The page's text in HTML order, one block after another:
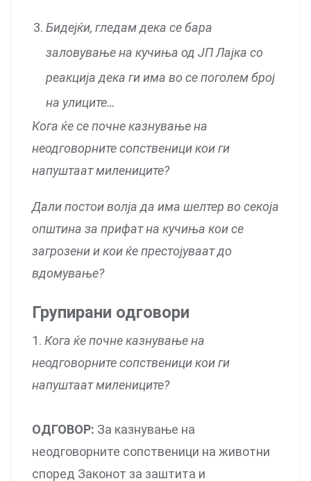
Бидејќи, гледам дека се бара
заловување на кучиња од ЈП Лајка со
реакција дека ги има во се поголем број
на улиците…
Кога ќе се почне казнување на
неодговорните сопственици кои ги
напуштаат милениците?
Дали постои волја да има шелтер во секоја
општина за прифат на кучиња кои се
загрозени и кои ќе престојуваат до
вдомување?
Групирани одговори
1. Кога ќе почне казнување на
неодговорните сопственици кои ги
напуштаат милениците?
ОДГОВОР: За казнување на
неодговорните сопственици на животни
според Законот за заштита и